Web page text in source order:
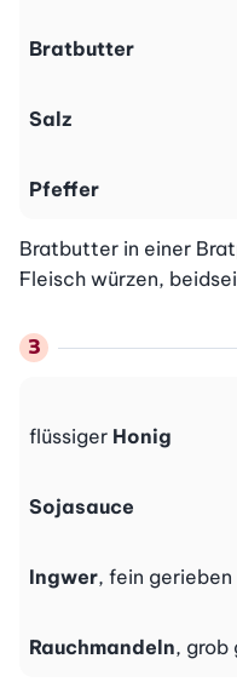
Bratbutter
Salz
Pfeffer
Bratbutter in einer
Fleisch würzen,
flüssiger Honig
Sojasauce
Ingwer, fein gerieben
Rauchmandeln, grob